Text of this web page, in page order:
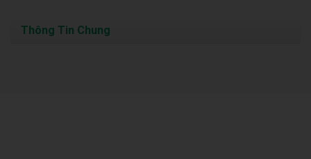
Thông Tin Chung